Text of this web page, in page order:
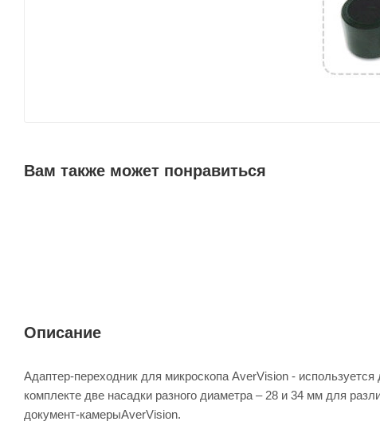
Вам также может понравиться
Описание
Адаптер-переходник для микроскопа AverVision -
комплекте две насадки разного диаметра – 28 и 34 мм для
документ-камерыAverVision.